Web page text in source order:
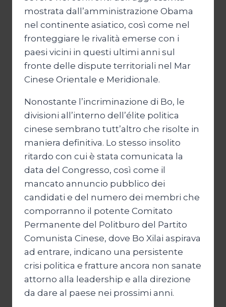
mostrata dall’amministrazione Obama
nel continente asiatico, così come nel
fronteggiare le rivalità emerse con i
paesi vicini in questi ultimi anni sul
fronte delle dispute territoriali nel Mar
Cinese Orientale e Meridionale.
Nonostante l’incriminazione di Bo, le
divisioni all’interno dell’élite politica
cinese sembrano tutt’altro che risolte in
maniera definitiva. Lo stesso insolito
ritardo con cui è stata comunicata la
data del Congresso, così come il
mancato annuncio pubblico dei
candidati e del numero dei membri che
comporranno il potente Comitato
Permanente del Politburo del Partito
Comunista Cinese, dove Bo Xilai aspirava
ad entrare, indicano una persistente
crisi politica e fratture ancora non sanate
attorno alla leadership e alla direzione
da dare al paese nei prossimi anni.